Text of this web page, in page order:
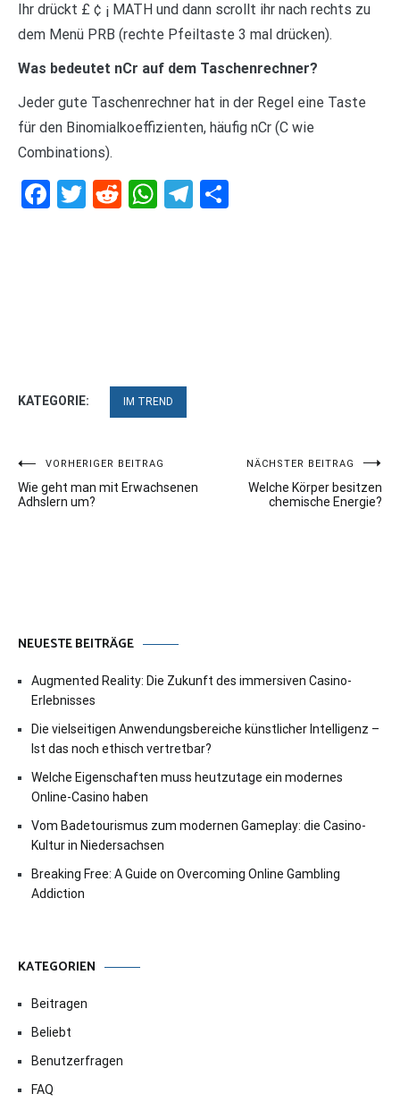
Ihr drückt £ ¢ ¡ MATH und dann scrollt ihr nach rechts zu
dem Menü PRB (rechte Pfeiltaste 3 mal drücken).
Was bedeutet nCr auf dem Taschenrechner?
Jeder gute Taschenrechner hat in der Regel eine Taste
für den Binomialkoeffizienten, häufig nCr (C wie
Combinations).
Facebook
Twitter
RedditWhatsApp
Telegram
KATEGORIE: IM TREND
Beitragsnavigation
VORHERIGER BEITRAG
Wie geht man mit Erwachsenen
Adhslern um?
NÄCHSTER BEITRAG
Welche Körper besitzen
chemische Energie?
NEUESTE BEITRÄGE
Augmented Reality: Die Zukunft des immersiven Casino-
Erlebnisses
Die vielseitigen Anwendungsbereiche künstlicher Intelligenz –
Ist das noch ethisch vertretbar?
Welche Eigenschaften muss heutzutage ein modernes
Online-Casino haben
Vom Badetourismus zum modernen Gameplay: die Casino-
Kultur in Niedersachsen
Breaking Free: A Guide on Overcoming Online Gambling
Addiction
KATEGORIEN
Beitragen
Beliebt
Benutzerfragen
FAQ